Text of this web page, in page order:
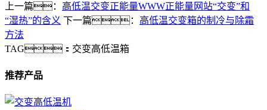
上一篇： 高低温交变正能量WWW正能量网站“交变”和
“湿热”的含义 下一篇： 高低温交变箱的制冷与除霜
方法
TAG： 交变高低温箱
推荐产品